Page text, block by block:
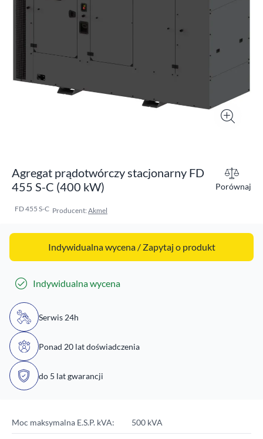
Agregat prądotwórczy stacjonarny FD
455 S-C (400 kW)
Porównaj
FD 455 S-C Producent: Akmel
Indywidualna wycena / Zapytaj o produkt
Indywidualna wycena
Serwis 24h
Ponad 20 lat doświadczenia
do 5 lat gwarancji
Moc maksymalna E.S.P. kVA: 500 kVA